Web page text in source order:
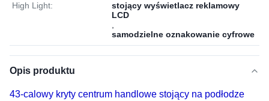
High Light:
stojący wyświetlacz reklamowy
LCD
samodzielne oznakowanie cyfrowe
Opis produktu
43-calowy kryty centrum handlowe stojący na podłodze